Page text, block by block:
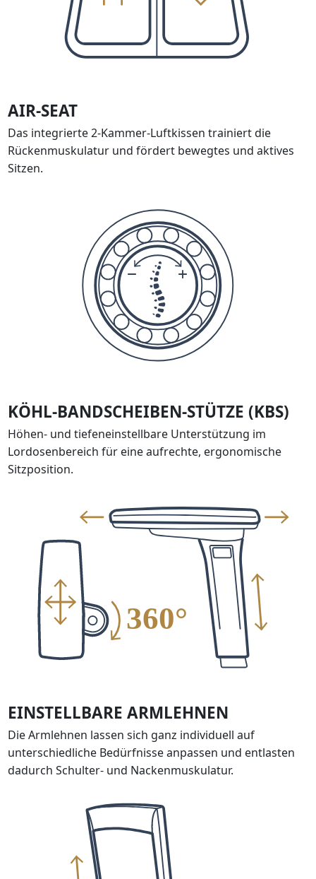
AIR-SEAT
Das integrierte 2-Kammer-Luftkissen trainiert die
Rückenmuskulatur und fördert bewegtes und aktives
Sitzen.
KÖHL-BANDSCHEIBEN-STÜTZE (KBS)
Höhen- und tiefeneinstellbare Unterstützung im
Lordosenbereich für eine aufrechte, ergonomische
Sitzposition.
EINSTELLBARE ARMLEHNEN
Die Armlehnen lassen sich ganz individuell auf
unterschiedliche Bedürfnisse anpassen und entlasten
dadurch Schulter- und Nackenmuskulatur.